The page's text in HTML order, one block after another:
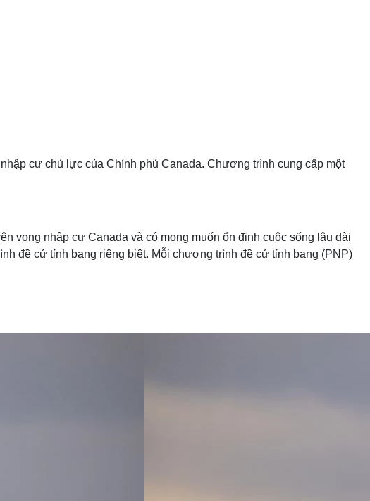
cư chủ lực của Chính phủ Canada. Chương trình cung cấp một
vọng nhập cư Canada và có mong muốn ổn định cuộc sống lâu dài
đề cử tỉnh bang riêng biệt. Mỗi chương trình đề cử tỉnh bang (PNP)